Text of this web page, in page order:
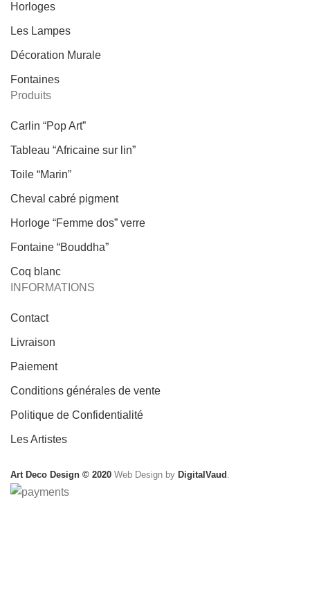
Horloges
Les Lampes
Décoration Murale
Fontaines
Produits
Carlin “Pop Art”
Tableau “Africaine sur lin”
Toile “Marin”
Cheval cabré pigment
Horloge “Femme dos” verre
Fontaine “Bouddha”
Coq blanc
INFORMATIONS
Contact
Livraison
Paiement
Conditions générales de vente
Politique de Confidentialité
Les Artistes
Art Deco Design © 2020 Web Design by DigitalVaud .